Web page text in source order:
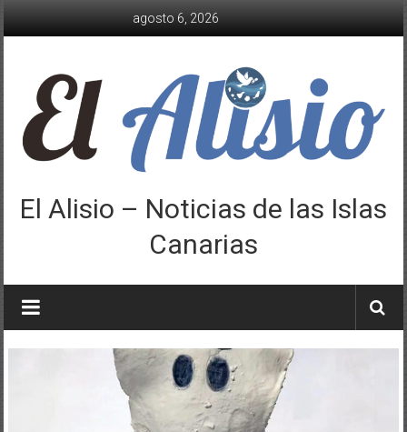
agosto 6, 2026
El Alisio – Noticias de las Islas
Canarias